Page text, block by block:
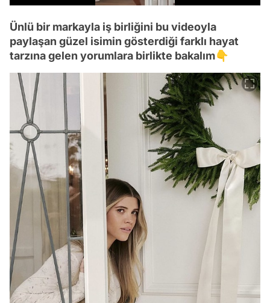
Ünlü bir markayla iş birliğini bu videoyla
paylaşan güzel isimin gösterdiği farklı hayat
tarzına gelen yorumlara birlikte bakalım👇